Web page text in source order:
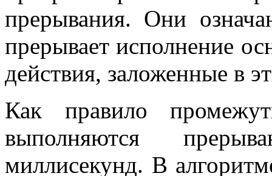
прерывания. Они
прерывает исполнение
действия, заложенные в
Как правило
выполняются
миллисекунд. В